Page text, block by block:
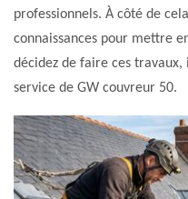
professionnels. À côté de
connaissances pour mettre
décidez de faire ces
service de GW couvreur 50.